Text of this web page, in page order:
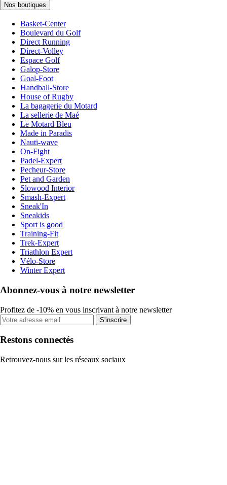
Nos boutiques
Basket-Center
Boulevard du Golf
Direct Running
Direct-Volley
Espace Golf
Galop-Store
Goal-Foot
Handball-Store
House of Rugby
La bagagerie du Motard
La sellerie de Maé
Le Motard Bleu
Made in Paradis
Nauti-wave
On-Fight
Padel-Expert
Pecheur-Store
Pet and Garden
Slowood Interior
Smash-Expert
Sneak'In
Sneakids
Sport is good
Training-Fit
Trek-Expert
Triathlon Expert
Vélo-Store
Winter Expert
Abonnez-vous à notre newsletter
Profitez de -10% en vous inscrivant à notre newsletter
S'inscrire
Restons connectés
Retrouvez-nous sur les réseaux sociaux